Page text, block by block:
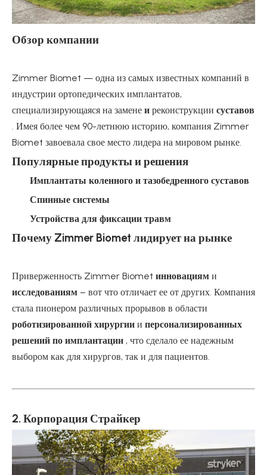
Обзор компании
Zimmer Biomet — одна из самых известных компаний в
индустрии ортопедических имплантатов,
специализирующаяся на замене и реконструкции суставов
. Имея более чем 90-летнюю историю, компания Zimmer
Biomet завоевала свое место лидера на мировом рынке.
Популярные продукты и решения
Имплантаты коленного и тазобедренного суставов
Спинные системы
Устройства для фиксации травм
Почему Zimmer Biomet лидирует на рынке
Приверженность Zimmer Biomet инновациям и
исследованиям – вот что отличает ее от других. Компания
стала пионером различных прорывов в области
роботизированной хирургии и персонализированных
решений по имплантации , что сделало ее надежным
выбором как для хирургов, так и для пациентов.
2. Корпорация Страйкер